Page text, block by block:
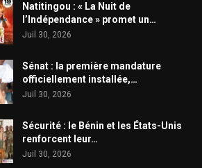
​Natitingou : « La Nuit de
l’Indépendance » promet un…
Juil 30, 2026
Sénat : la première mandature
officiellement installée,…
Juil 30, 2026
Sécurité : le Bénin et les États-Unis
renforcent leur…
Juil 30, 2026